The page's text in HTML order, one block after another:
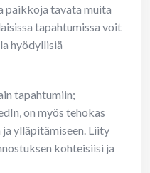
paikkoja tavata muita
tapahtumissa voit
hyödyllisiä
tapahtumiin;
on myös tehokas
ylläpitämiseen. Liity
kohteisiisi ja